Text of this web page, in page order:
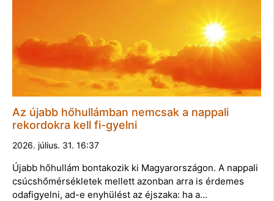
Az újabb hőhullámban nemcsak a nappali
rekordokra kell fi-gyelni
2026. július. 31. 16:37
Újabb hőhullám bontakozik ki Magyarországon. A nappali
csúcshőmérsékletek mellett azonban arra is érdemes
odafigyelni, ad-e enyhülést az éjszaka: ha a…